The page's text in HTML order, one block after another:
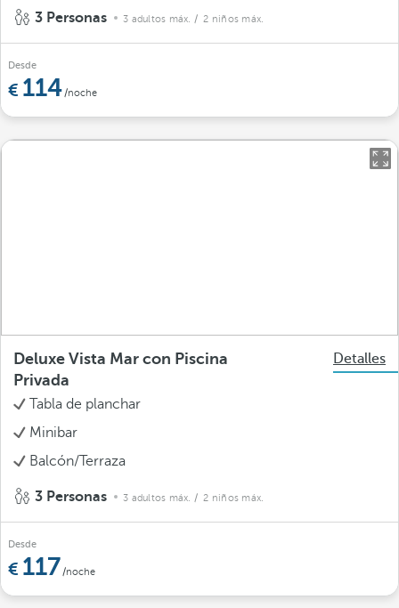
3 Personas 3 adultos máx. / 2 niños máx.
Desde
114/noche
Deluxe Vista Mar con Piscina
Privada
Detalles
Tabla de planchar
Minibar
Balcón/Terraza
3 Personas 3 adultos máx. / 2 niños máx.
Desde
117/noche